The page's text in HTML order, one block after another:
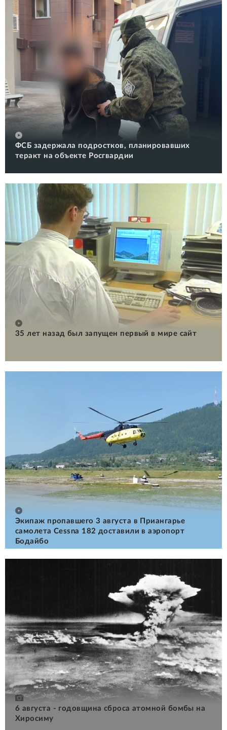
ФСБ задержала подростков, планировавших
теракт на объекте Росгвардии
35 лет назад был запущен первый в мире сайт
Экипаж пропавшего 3 августа в Приангарье
самолета Cessna 182 доставили в аэропорт
Бодайбо
6 августа - годовщина сброса атомной бомбы на
Хиросиму